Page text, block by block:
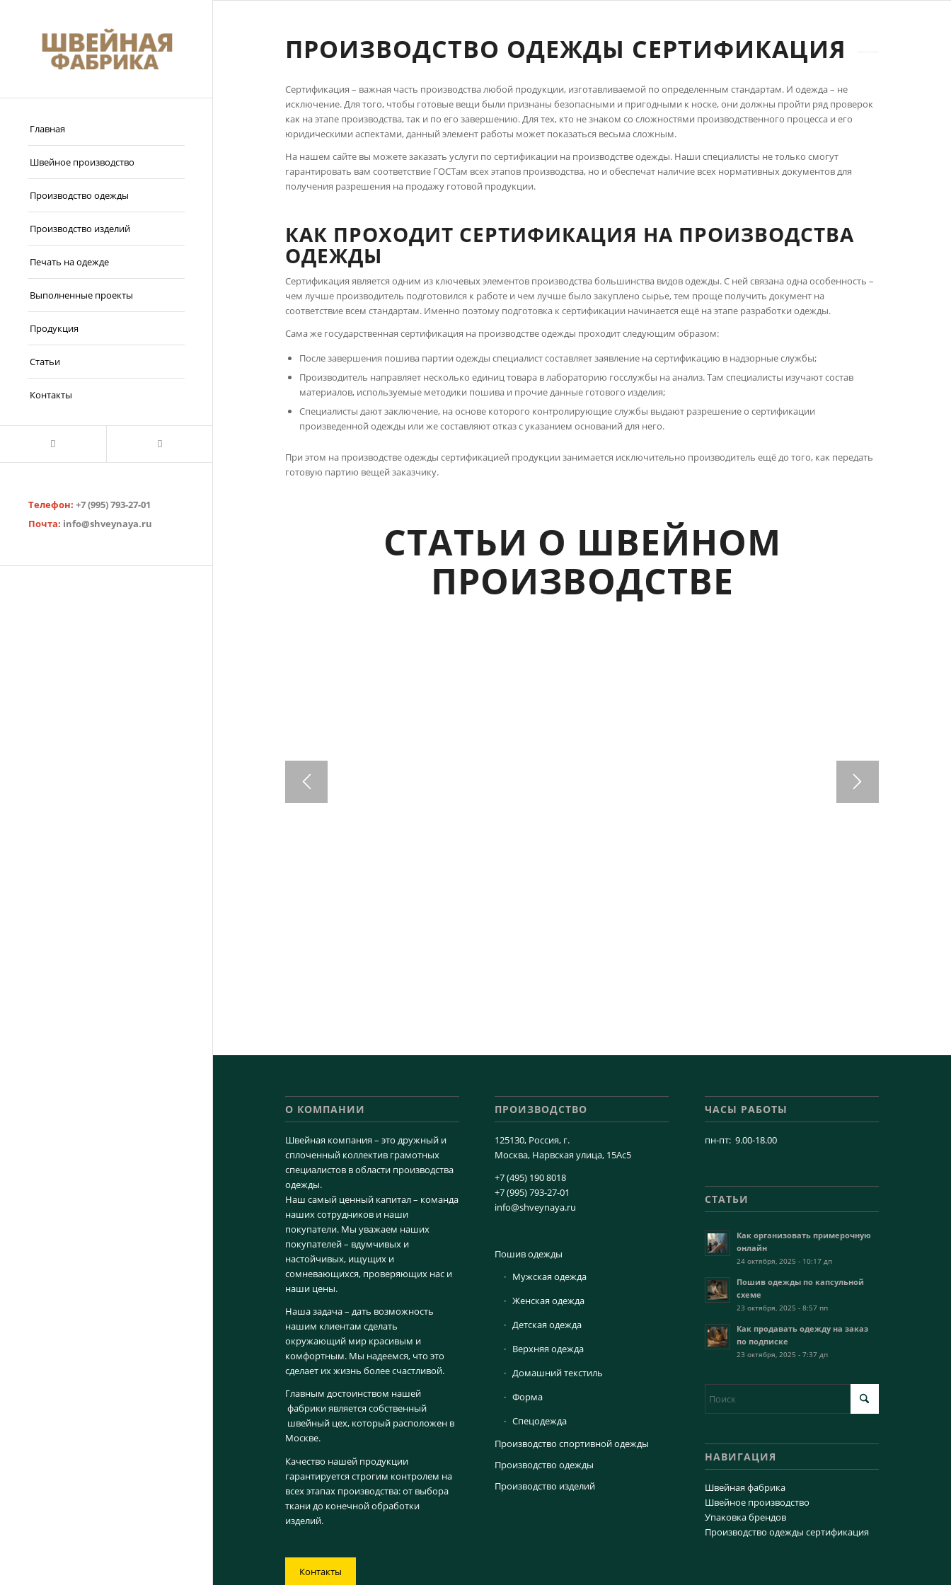
Главная
Швейное производство
Производство одежды
Производство изделий
Печать на одежде
Выполненные проекты
Продукция
Статьи
Контакты
Телефон: +7 (995) 793-27-01
Почта: info@shveynaya.ru
ПРОИЗВОДСТВО ОДЕЖДЫ СЕРТИФИКАЦИЯ
Сертификация – важная часть производства любой продукции, изготавливаемой по определенным стандартам. И одежда – не
исключение. Для того, чтобы готовые вещи были признаны безопасными и пригодными к носке, они должны пройти ряд проверок
как на этапе производства, так и по его завершению. Для тех, кто не знаком со сложностями производственного процесса и его
юридическими аспектами, данный элемент работы может показаться весьма сложным.
На нашем сайте вы можете заказать услуги по сертификации на производстве одежды. Наши специалисты не только смогут
гарантировать вам соответствие ГОСТам всех этапов производства, но и обеспечат наличие всех нормативных документов для
получения разрешения на продажу готовой продукции.
КАК ПРОХОДИТ СЕРТИФИКАЦИЯ НА ПРОИЗВОДСТВА
ОДЕЖДЫ
Сертификация является одним из ключевых элементов производства большинства видов одежды. С ней связана одна особенность –
чем лучше производитель подготовился к работе и чем лучше было закуплено сырье, тем проще получить документ на
соответствие всем стандартам. Именно поэтому подготовка к сертификации начинается ещё на этапе разработки одежды.
Сама же государственная сертификация на производстве одежды проходит следующим образом:
После завершения пошива партии одежды специалист составляет заявление на сертификацию в надзорные службы;
Производитель направляет несколько единиц товара в лабораторию госслужбы на анализ. Там специалисты изучают состав
материалов, используемые методики пошива и прочие данные готового изделия;
Специалисты дают заключение, на основе которого контролирующие службы выдают разрешение о сертификации
произведенной одежды или же составляют отказ с указанием оснований для него.
При этом на производстве одежды сертификацией продукции занимается исключительно производитель ещё до того, как передать
готовую партию вещей заказчику.
СТАТЬИ О ШВЕЙНОМ
ПРОИЗВОДСТВЕ
О КОМПАНИИ
Швейная компания – это дружный и
сплоченный коллектив грамотных
специалистов в области производства
одежды.
Наш самый ценный капитал – команда
наших сотрудников и наши
покупатели. Мы уважаем наших
покупателей – вдумчивых и
настойчивых, ищущих и
сомневающихся, проверяющих нас и
наши цены.
Наша задача – дать возможность
нашим клиентам сделать
окружающий мир красивым и
комфортным. Мы надеемся, что это
сделает их жизнь более счастливой.
Главным достоинством нашей
фабрики является собственный
швейный цех, который расположен в
Москве.
Качество нашей продукции
гарантируется строгим контролем на
всех этапах производства: от выбора
ткани до конечной обработки
изделий.
Контакты
ПРОИЗВОДСТВО
125130, Россия, г.
Москва, Нарвская улица, 15Ас5
+7 (495) 190 8018
+7 (995) 793-27-01
info@shveynaya.ru
Пошив одежды
Мужская одежда
Женская одежда
Детская одежда
Верхняя одежда
Домашний текстиль
Форма
Спецодежда
Производство спортивной одежды
Производство одежды
Производство изделий
ЧАСЫ РАБОТЫ
пн-пт: 9.00-18.00
СТАТЬИ
Как организовать примерочную
онлайн
24 октября, 2025 - 10:17 дп
Пошив одежды по капсульной
схеме
23 октября, 2025 - 8:57 пп
Как продавать одежду на заказ
по подписке
23 октября, 2025 - 7:37 дп
НАВИГАЦИЯ
Швейная фабрика
Швейное производство
Упаковка брендов
Производство одежды сертификация